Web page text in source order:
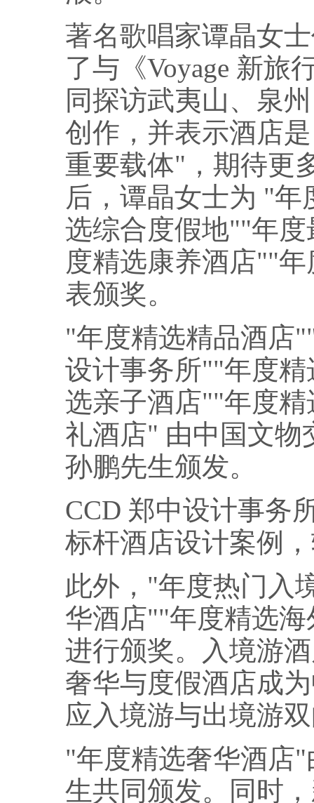
著名歌唱家谭晶女
了与《Voyage 新
同探访武夷山、泉
创作，并表示酒店
重要载体"，期待更
后，谭晶女士为 "
选综合度假地""年
度精选康养酒店""
表颁奖。
"年度精选精品酒店
设计事务所""年度
选亲子酒店""年度
礼酒店" 由中国文物
孙鹏先生颁发。
CCD 郑中设计事务
标杆酒店设计案例
此外，"年度热门入
华酒店""年度精选
进行颁奖。入境游
奢华与度假酒店成
应入境游与出境游
"年度精选奢华酒店
生共同颁发。同时